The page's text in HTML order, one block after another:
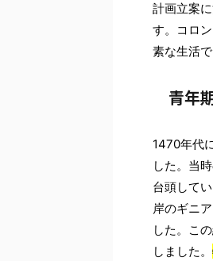
計画立案
す。コロ
素な生活
青年
1470年代
した。当
台頭して
岸のギニ
した。こ
しました。